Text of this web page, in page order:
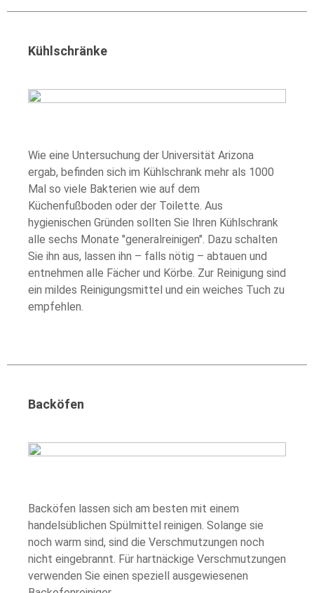
Kühlschränke
Wie eine Untersuchung der Universität Arizona
ergab, befinden sich im Kühlschrank mehr als 1000
Mal so viele Bakterien wie auf dem
Küchenfußboden oder der Toilette. Aus
hygienischen Gründen sollten Sie Ihren Kühlschrank
alle sechs Monate "generalreinigen". Dazu schalten
Sie ihn aus, lassen ihn – falls nötig – abtauen und
entnehmen alle Fächer und Körbe. Zur Reinigung sind
ein mildes Reinigungsmittel und ein weiches Tuch zu
empfehlen.
Backöfen
Backöfen lassen sich am besten mit einem
handelsüblichen Spülmittel reinigen. Solange sie
noch warm sind, sind die Verschmutzungen noch
nicht eingebrannt. Für hartnäckige Verschmutzungen
verwenden Sie einen speziell ausgewiesenen